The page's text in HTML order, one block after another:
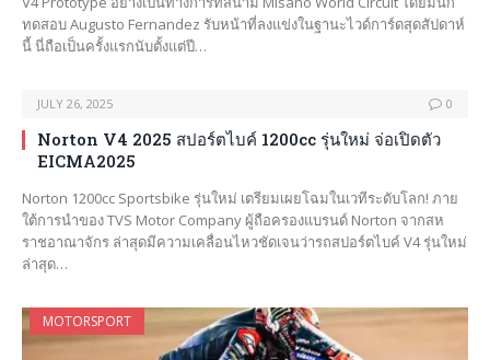
ทดสอบ Augusto Fernandez รับหน้าที่ลงแข่งในฐานะไวด์การ์ดสุดสัปดาห์
นี้ นี่ถือเป็นครั้งแรกนับตั้งแต่ปี…
JULY 26, 2025 0
Norton V4 2025 สปอร์ตไบค์ 1200cc รุ่นใหม่ จ่อเปิดตัว
EICMA2025
Norton 1200cc Sportsbike รุ่นใหม่ เตรียมเผยโฉมในเวทีระดับโลก! ภาย
ใต้การนำของ TVS Motor Company ผู้ถือครองแบรนด์ Norton จากสห
ราชอาณาจักร ล่าสุดมีความเคลื่อนไหวชัดเจนว่ารถสปอร์ตไบค์ V4 รุ่นใหม่
ล่าสุด…
MOTORSPORT